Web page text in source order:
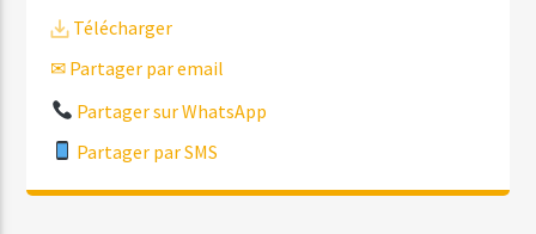
Télécharger
✉ Partager par email
Partager sur WhatsApp
Partager par SMS